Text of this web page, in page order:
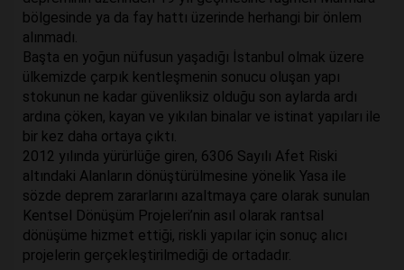
bölgesinde ya da fay hattı üzerinde herhangi bir önlem
alınmadı.
Başta en yoğun nüfusun yaşadığı İstanbul olmak üzere
ülkemizde çarpık kentleşmenin sonucu oluşan yapı
stokunun ne kadar güvenliksiz olduğu son aylarda ardı
ardına çöken, kayan ve yıkılan binalar ve istinat yapıları ile
bir kez daha ortaya çıktı.
2012 yılında yürürlüğe giren, 6306 Sayılı Afet Riski
altındaki Alanların dönüştürülmesine yönelik Yasa ile
sözde deprem zararlarını azaltmaya çare olarak sunulan
Kentsel Dönüşüm Projeleri’nin asıl olarak rantsal
dönüşüme hizmet ettiği, riskli yapılar için sonuç alıcı
projelerin gerçekleştirilmediği de ortadadır.